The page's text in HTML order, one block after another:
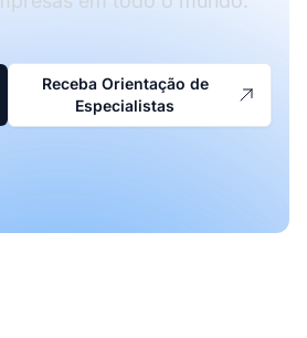
Receba Orientação de
Especialistas